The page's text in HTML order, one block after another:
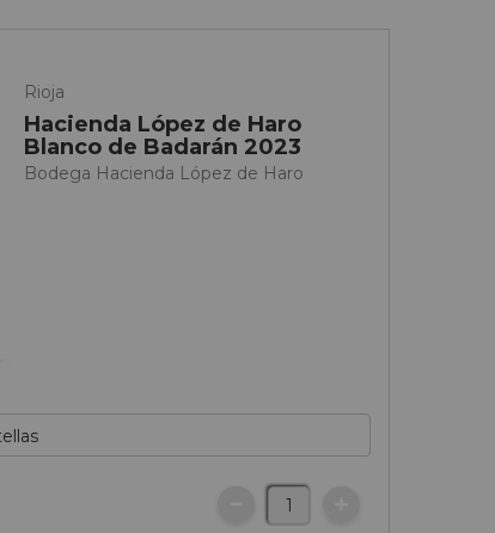
Rioja
Hacienda López de Haro
Blanco de Badarán 2023
Bodega Hacienda López de Haro